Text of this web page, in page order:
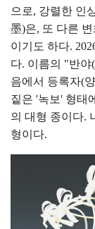
으로, 강렬한 인
墨)은, 또 다른
이기도 하다.
다. 이름의 "반
음에서 등록자(
짙은 '녹보' 형태
의 대형 종이다.
형이다.